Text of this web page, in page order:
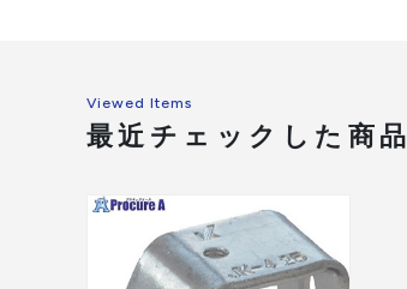
Viewed Items
最近チェックした商品